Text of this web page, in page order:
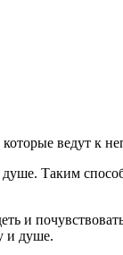
ведут к
Таким
и
и душе.